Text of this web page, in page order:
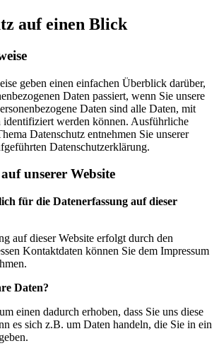
auf einen Blick
geben einen einfachen Überblick darüber,
Daten passiert, wenn Sie unsere
Daten sind alle Daten, mit
identifiziert werden können. Ausführliche
Datenschutz entnehmen Sie unserer
Datenschutzerklärung.
unserer Website
für die Datenerfassung auf dieser
auf dieser Website erfolgt durch den
Kontaktdaten können Sie dem Impressum
Daten?
einen dadurch erhoben, dass Sie uns diese
es sich z.B. um Daten handeln, die Sie in ein